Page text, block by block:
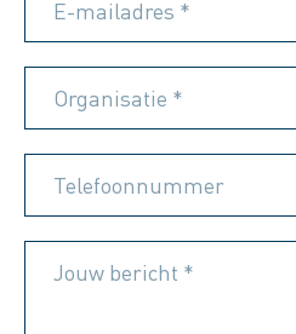
E-mailadres *
Organisatie *
Telefoonnummer
Jouw bericht *